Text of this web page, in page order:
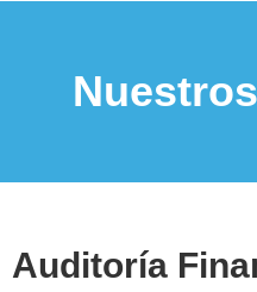
Auditoría